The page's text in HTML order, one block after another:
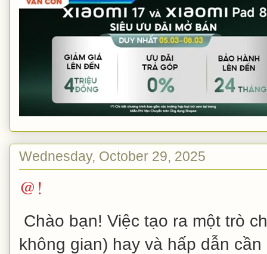
Wednesday, October 29, 2025
@!
Chào bạn! Việc tạo ra một trò
không gian) hay và hấp dẫn